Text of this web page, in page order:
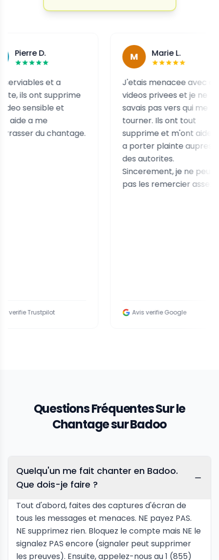
et a
supprime
et
chantage.
Marie L.
J'etais menacee avec des
videos privees et je ne
savais pas vers qui me
tourner. Ils ont tout
supprime et m'ont aidee
a porter plainte aupres
des autorites.
Sincerement, je ne peux
pas les remercier assez.
Avis verifie Google
Questions Fréquentes Sur le
Chantage sur Badoo
Quelqu'un me fait chanter en Badoo.
Que dois-je faire ?
Tout d'abord, faites des captures d'écran de
tous les messages et menaces. NE payez PAS.
NE supprimez rien. Bloquez le compte mais NE le
signalez PAS encore (signaler peut supprimer
les preuves). Ensuite, appelez-nous au 1 (855)